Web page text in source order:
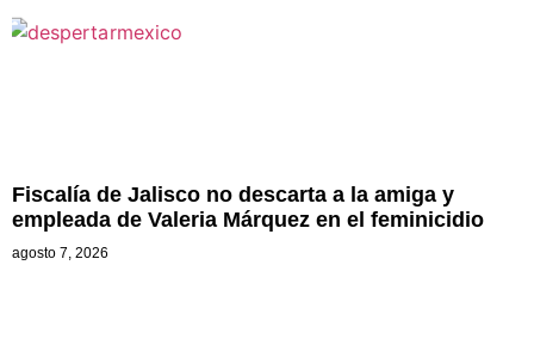
empleada de Valeria Márquez en el feminicidio
agosto 7, 2026